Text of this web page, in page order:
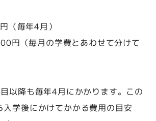
（毎年4月）
円（毎月の学費とあわせて分けて
以降も毎年4月にかかります。この
入学後にかけてかかる費用の目安